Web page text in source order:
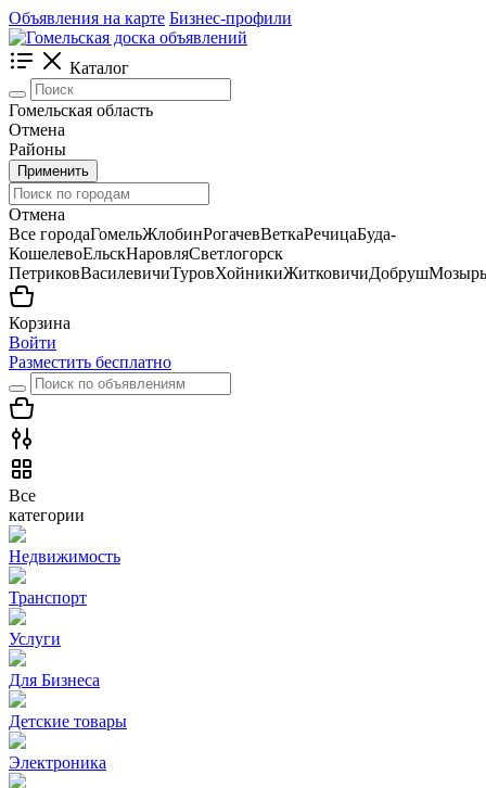
Объявления на карте Бизнес-профили
Каталог
Гомельская область
Отмена
Районы
Применить
Отмена
Все городаГомельЖлобинРогачевВеткаРечицаБуда-
КошелевоЕльскНаровляСветлогорск
ПетриковВасилевичиТуровХойникиЖитковичиДобрушМозырь
Корзина
Войти
Разместить бесплатно
Все
категории
Недвижимость
Транспорт
Услуги
Для Бизнеса
Детские товары
Электроника